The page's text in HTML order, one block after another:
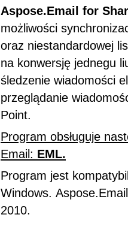
Aspose.Email for
możliwości
oraz niestandardowej
na konwersję jednegu
śledzenie wiadomości
przeglądanie
Point.
Program obsługuje
Email: EML.
Program jest
Windows.
2010.